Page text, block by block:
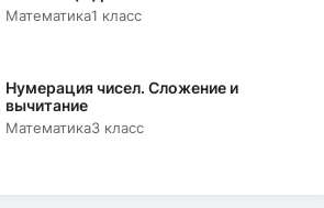
Математика1 класс
Нумерация чисел. Сложение и
вычитание
Математика3 класс